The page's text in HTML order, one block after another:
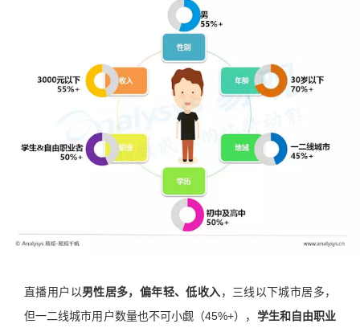
直播用户以男性居多，偏年轻、低收入 ，三线以下城市居多，
但一二线城市用户数量也不可小觑（45%+）， 学生和自由职业